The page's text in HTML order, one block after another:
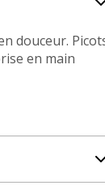
douceur.
en main